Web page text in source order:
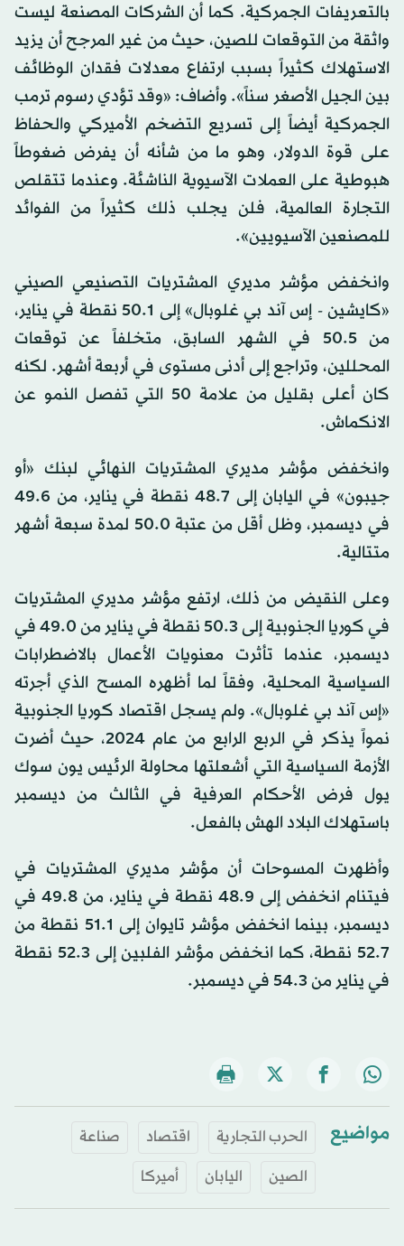
بالتعريفات الجمركية. كما أن الشركات المصنعة ليست
واثقة من التوقعات للصين، حيث من غير المرجح أن يزيد
الاستهلاك كثيراً بسبب ارتفاع معدلات فقدان الوظائف
بين الجيل الأصغر سناً». وأضاف: «وقد تؤدي رسوم ترمب
الجمركية أيضاً إلى تسريع التضخم الأميركي والحفاظ
على قوة الدولار، وهو ما من شأنه أن يفرض ضغوطاً
هبوطية على العملات الآسيوية الناشئة. وعندما تتقلص
التجارة العالمية، فلن يجلب ذلك كثيراً من الفوائد
للمصنعين الآسيويين».
وانخفض مؤشر مديري المشتريات التصنيعي الصيني
«كايشين - إس آند بي غلوبال» إلى 50.1 نقطة في يناير،
من 50.5 في الشهر السابق، متخلفاً عن توقعات
المحللين، وتراجع إلى أدنى مستوى في أربعة أشهر. لكنه
كان أعلى بقليل من علامة 50 التي تفصل النمو عن
الانكماش.
وانخفض مؤشر مديري المشتريات النهائي لبنك «أو
جيبون» في اليابان إلى 48.7 نقطة في يناير، من 49.6
في ديسمبر، وظل أقل من عتبة 50.0 لمدة سبعة أشهر
متتالية.
وعلى النقيض من ذلك، ارتفع مؤشر مديري المشتريات
في كوريا الجنوبية إلى 50.3 نقطة في يناير من 49.0 في
ديسمبر، عندما تأثرت معنويات الأعمال بالاضطرابات
السياسية المحلية، وفقاً لما أظهره المسح الذي أجرته
«إس آند بي غلوبال». ولم يسجل اقتصاد كوريا الجنوبية
نمواً يذكر في الربع الرابع من عام 2024، حيث أضرت
الأزمة السياسية التي أشعلتها محاولة الرئيس يون سوك
يول فرض الأحكام العرفية في الثالث من ديسمبر
باستهلاك البلاد الهش بالفعل.
وأظهرت المسوحات أن مؤشر مديري المشتريات في
فيتنام انخفض إلى 48.9 نقطة في يناير، من 49.8 في
ديسمبر، بينما انخفض مؤشر تايوان إلى 51.1 نقطة من
52.7 نقطة، كما انخفض مؤشر الفلبين إلى 52.3 نقطة
في يناير من 54.3 في ديسمبر.
مواضيع الحرب التجارية اقتصاد
صناعة
الصين
اليابان أميركا